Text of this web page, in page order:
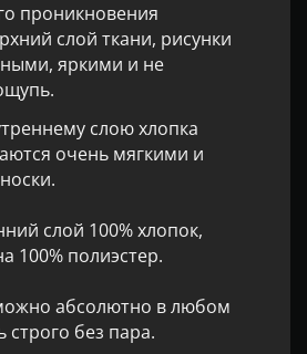
проникновения
слой ткани, рисунки
яркими и не
слою хлопка
очень мягкими и
слой 100% хлопок,
100% полиэстер.
абсолютно в любом
строго без пара.